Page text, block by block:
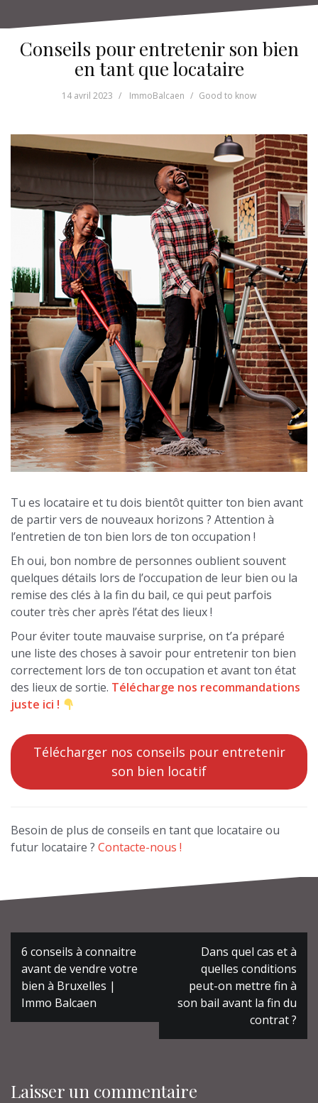
Conseils pour entretenir son bien
en tant que locataire
14 avril 2023 ImmoBalcaen Good to know
Tu es locataire et tu dois bientôt quitter ton bien avant
de partir vers de nouveaux horizons ? Attention à
l’entretien de ton bien lors de ton occupation !
Eh oui, bon nombre de personnes oublient souvent
quelques détails lors de l’occupation de leur bien ou la
remise des clés à la fin du bail, ce qui peut parfois
couter très cher après l’état des lieux !
Pour éviter toute mauvaise surprise, on t’a préparé
une liste des choses à savoir pour entretenir ton bien
correctement lors de ton occupation et avant ton état
des lieux de sortie. Télécharge nos recommandations
juste ici !
Télécharger nos conseils pour entretenir
son bien locatif
Besoin de plus de conseils en tant que locataire ou
futur locataire ? Contacte-nous !
Navigation
de
l’article
6 conseils à connaitre
avant de vendre votre
bien à Bruxelles |
Immo Balcaen
Dans quel cas et à
quelles conditions
peut-on mettre fin à
son bail avant la fin du
contrat ?
Laisser un commentaire